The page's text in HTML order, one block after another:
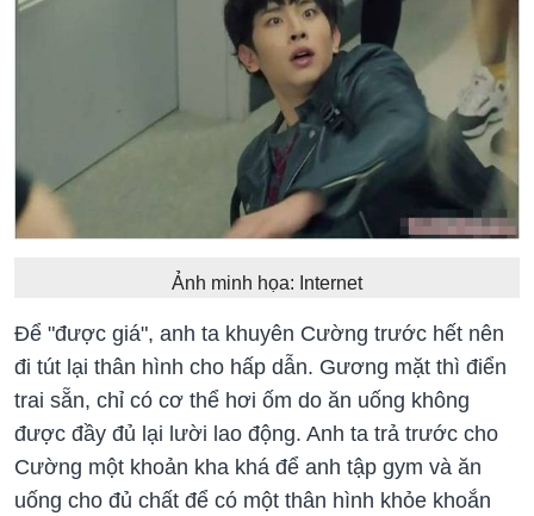
Ảnh minh họa: Internet
Để "được giá", anh ta khuyên Cường trước hết nên
đi tút lại thân hình cho hấp dẫn. Gương mặt thì điển
trai sẵn, chỉ có cơ thể hơi ốm do ăn uống không
được đầy đủ lại lười lao động. Anh ta trả trước cho
Cường một khoản kha khá để anh tập gym và ăn
uống cho đủ chất để có một thân hình khỏe khoắn